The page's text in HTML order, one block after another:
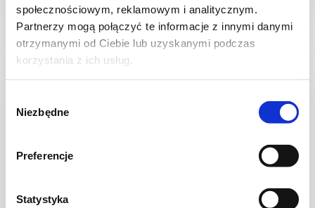
społecznościowym, reklamowym i analitycznym.
Partnerzy mogą połączyć te informacje z innymi danymi
otrzymanymi od Ciebie lub uzyskanymi podczas
korzystania z ich usług.
zgody
Niezbędne
Preferencje
Statystyka
2 godz. 3628 kcal 12